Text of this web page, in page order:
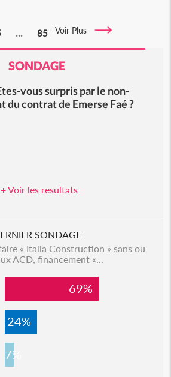
... 85 Voir Plus
SONDAGE
vous surpris par le non-
du contrat de Emerse Faé ?
+ Voir les resultats
SONDAGE
« Italia Construction » sans ou
ACD, financement «...
69%
24%
7%